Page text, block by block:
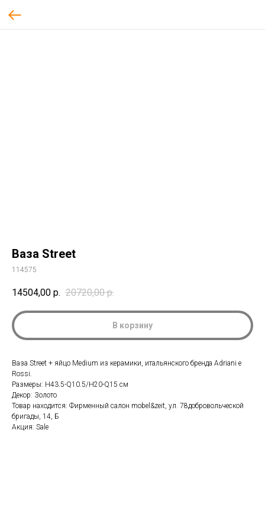
Ваза Street
114575
14504,00 р. 20720,00 р.
В корзину
Ваза Street + яйцо Medium из керамики, итальянского бренда Adriani e
Rossi.
Размеры: H43.5-Q10.5/H20-Q15 см
Декор: Золото
Товар находится: Фирменный салон mobel&zeit, ул. 78добровольческой
бригады, 14, Б
Акция: Sale